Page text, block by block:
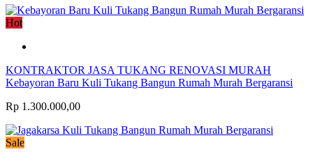
Hot
KONTRAKTOR JASA TUKANG RENOVASI MURAH
Kebayoran Baru Kuli Tukang Bangun Rumah Murah Bergaransi
Rp 1.300.000,00
Sale